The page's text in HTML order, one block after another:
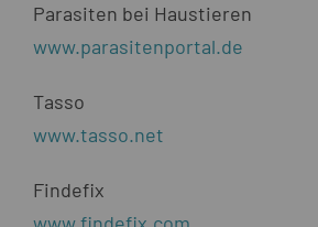
Parasiten bei Haustieren
www.parasitenportal.de
Tasso
www.tasso.net
Findefix